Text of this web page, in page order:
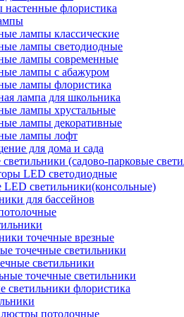
флористика
лампы классические
лампы светодиодные
лампы современные
лампы с абажуром
лампы флористика
лампа для школьника
лампы хрустальные
лампы декоративные
лампы лофт
для дома и сада
(садово-парковые
LED светодиодные
светильники(консольные)
для бассейнов
точечные врезные
точечные светильники
светильники
точечные светильники
светильники флористика
люстры потолочные